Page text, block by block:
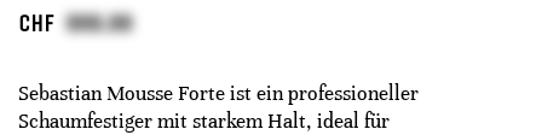
CHF
Sebastian Mousse Forte ist ein professioneller
Schaumfestiger mit starkem Halt, ideal für